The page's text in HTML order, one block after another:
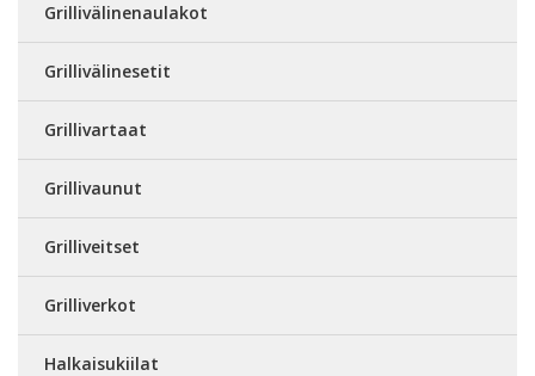
Grillivälinenaulakot
Grillivälinesetit
Grillivartaat
Grillivaunut
Grilliveitset
Grilliverkot
Halkaisukiilat